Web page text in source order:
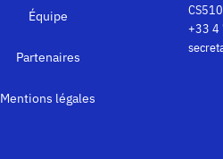
Équipe
Partenaires
Mentions légales
+33 4